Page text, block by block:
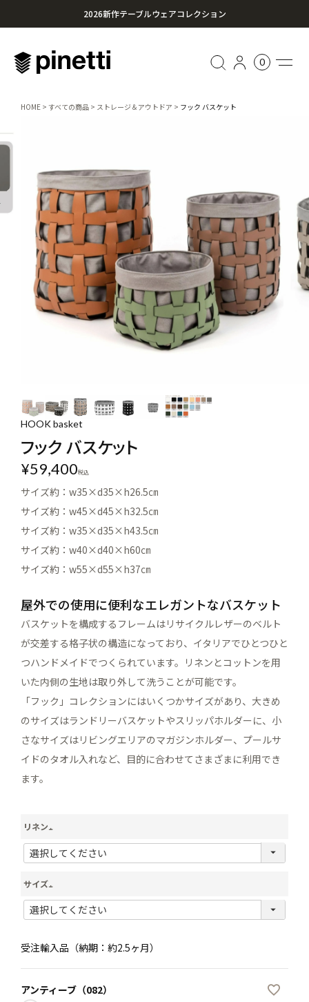
2026新作テーブルウェアコレクション
¥20,000円以上のお買い上げで送料無料
0
HOME すべての商品 ストレージ＆アウトドア フック バスケット
HOOK basket
フック バスケット
¥59,400税込
サイズ約：w35×d35×h26.5㎝
サイズ約：w45×d45×h32.5㎝
サイズ約：w35×d35×h43.5㎝
サイズ約：w40×d40×h60㎝
サイズ約：w55×d55×h37㎝
屋外での使用に便利なエレガントなバスケット
バスケットを構成するフレームはリサイクルレザーのベルト
が交差する格子状の構造になっており、イタリアでひとつひと
つハンドメイドでつくられています。リネンとコットンを用
いた内側の生地は取り外して洗うことが可能です。
「フック」コレクションにはいくつかサイズがあり、大きめ
のサイズはランドリーバスケットやスリッパホルダーに、小
さなサイズはリビングエリアのマガジンホルダー、プールサ
イドのタオル入れなど、目的に合わせてさまざまに利用でき
ます。
リネン
(
須
)
サイズ
(
須
)
受注輸入品（納期：約2.5ヶ月）
アンティーブ（082）